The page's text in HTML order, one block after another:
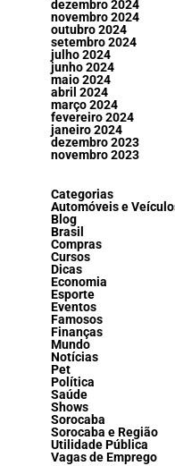
dezembro 2024
novembro 2024
outubro 2024
setembro 2024
julho 2024
junho 2024
maio 2024
abril 2024
março 2024
fevereiro 2024
janeiro 2024
dezembro 2023
novembro 2023
Categorias
Automóveis e
Blog
Brasil
Compras
Cursos
Dicas
Economia
Esporte
Eventos
Famosos
Finanças
Mundo
Notícias
Pet
Política
Saúde
Shows
Sorocaba
Sorocaba e Região
Utilidade Pública
Vagas de Emprego